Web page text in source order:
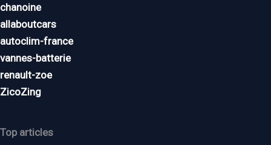
chanoine
allaboutcars
autoclim-france
vannes-batterie
renault-zoe
ZicoZing
Top articles